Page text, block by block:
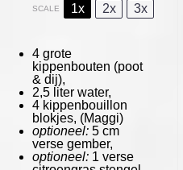
SCALE 1x 2x 3x
4 grote
kippenbouten (poot
& dij),
2,5 liter water,
4 kippenbouillon
blokjes, (Maggi)
optioneel: 5 cm
verse gember,
optioneel: 1 verse